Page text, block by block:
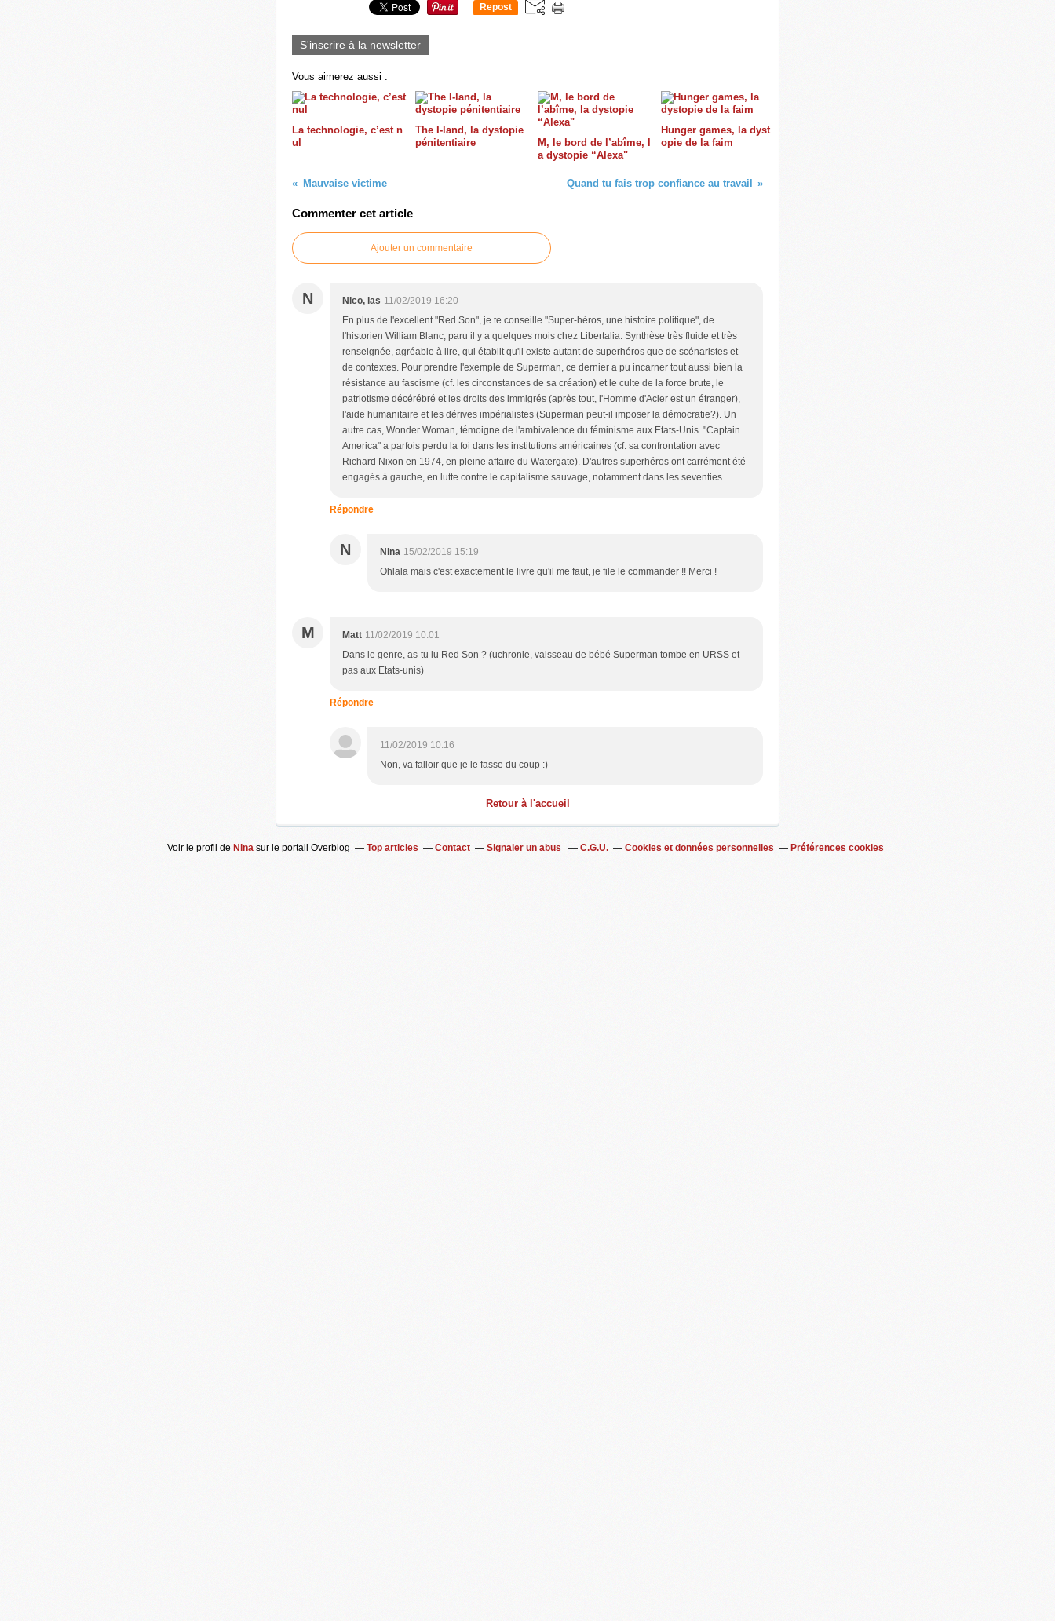
Repost
S'inscrire à la newsletter
Vous aimerez aussi :
La technologie, c’est n
ul
The I-land, la dystopie
pénitentiaire
M, le bord de l’abîme, l
a dystopie “Alexa"
Hunger games, la dyst
opie de la faim
Mauvaise victime Quand tu fais trop confiance au travail
Commenter cet article
Ajouter un commentaire
N Nico, las 11/02/2019 16:20
En plus de l'excellent "Red Son", je te conseille "Super-héros, une histoire politique", de
l'historien William Blanc, paru il y a quelques mois chez Libertalia. Synthèse très fluide et très
renseignée, agréable à lire, qui établit qu'il existe autant de superhéros que de scénaristes et
de contextes. Pour prendre l'exemple de Superman, ce dernier a pu incarner tout aussi bien la
résistance au fascisme (cf. les circonstances de sa création) et le culte de la force brute, le
patriotisme décérébré et les droits des immigrés (après tout, l'Homme d'Acier est un étranger),
l'aide humanitaire et les dérives impérialistes (Superman peut-il imposer la démocratie?). Un
autre cas, Wonder Woman, témoigne de l'ambivalence du féminisme aux Etats-Unis. "Captain
America" a parfois perdu la foi dans les institutions américaines (cf. sa confrontation avec
Richard Nixon en 1974, en pleine affaire du Watergate). D'autres superhéros ont carrément été
engagés à gauche, en lutte contre le capitalisme sauvage, notamment dans les seventies...
Répondre
N Nina 15/02/2019 15:19
Ohlala mais c'est exactement le livre qu'il me faut, je file le commander !! Merci !
M Matt 11/02/2019 10:01
Dans le genre, as-tu lu Red Son ? (uchronie, vaisseau de bébé Superman tombe en URSS et
pas aux Etats-unis)
Répondre
11/02/2019 10:16
Non, va falloir que je le fasse du coup :)
Retour à l'accueil
Voir le profil de Ninasur le portail Overblog Top articles Contact Signaler un abus C.G.U. Cookies et données personnelles Préférences cookies